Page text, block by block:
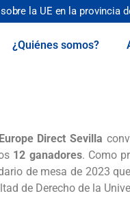
la UE en la provincia
¿Quiénes somos?
Europe Direct Sevilla
12 ganadores. Como
de mesa de 2023
de Derecho de la